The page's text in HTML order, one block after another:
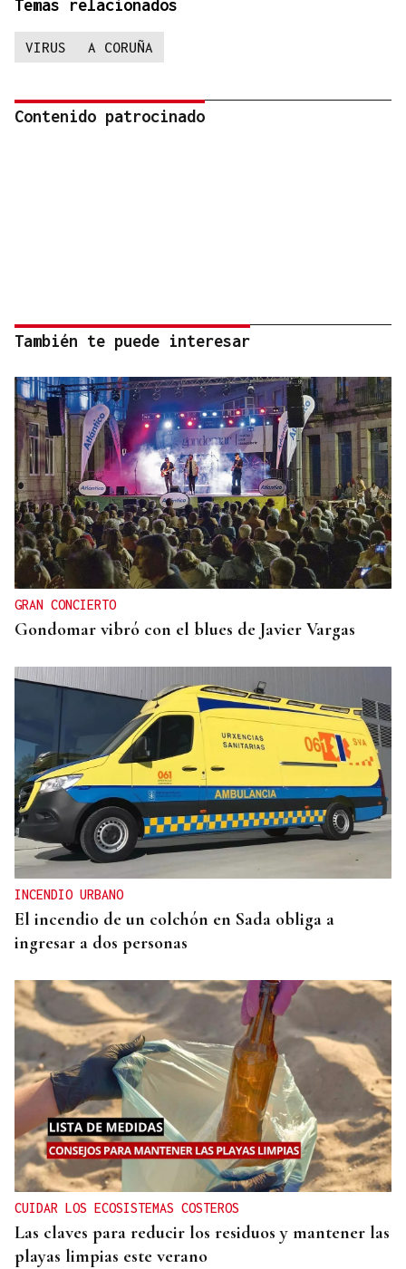
Temas relacionados
VIRUS A CORUÑA
Contenido patrocinado
También te puede interesar
GRAN CONCIERTO
Gondomar vibró con el blues de Javier Vargas
INCENDIO URBANO
El incendio de un colchón en Sada obliga a
ingresar a dos personas
CUIDAR LOS ECOSISTEMAS COSTEROS
Las claves para reducir los residuos y mantener las
playas limpias este verano